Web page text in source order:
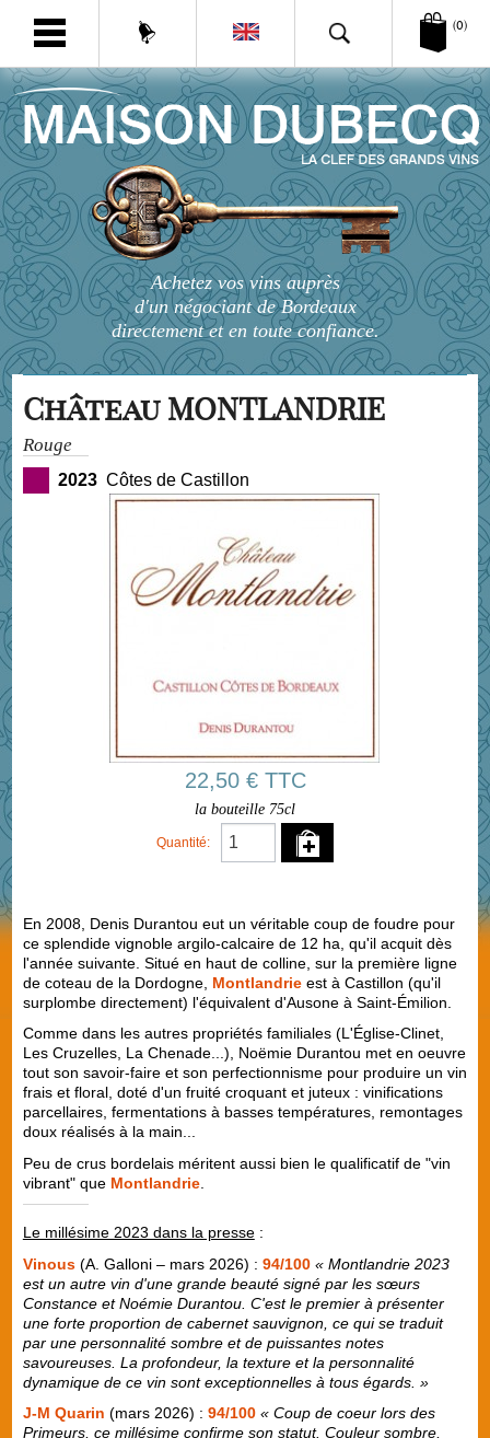
(0)
Achetez vos vins auprès
d'un négociant de Bordeaux
directement et en toute confiance.
Château MONTLANDRIE
Rouge
2023 Côtes de Castillon
22,50 € TTC
la bouteille 75cl
Quantité:
En 2008, Denis Durantou eut un véritable coup de foudre pour
ce splendide vignoble argilo-calcaire de 12 ha, qu'il acquit dès
l'année suivante. Situé en haut de colline, sur la première ligne
de coteau de la Dordogne, Montlandrieest à Castillon (qu'il
surplombe directement) l'équivalent d'Ausone à Saint-Émilion.
Comme dans les autres propriétés familiales (L'Église-Clinet,
Les Cruzelles, La Chenade...), Noëmie Durantou met en oeuvre
tout son savoir-faire et son perfectionnisme pour produire un vin
frais et floral, doté d'un fruité croquant et juteux : vinifications
parcellaires, fermentations à basses températures, remontages
doux réalisés à la main...
Peu de crus bordelais méritent aussi bien le qualificatif de "vin
vibrant" que Montlandrie.
Le millésime 2023 dans la presse:
Vinous (A. Galloni – mars 2026) : 94/100 « Montlandrie 2023
est un autre vin d'une grande beauté signé par les sœurs
Constance et Noémie Durantou. C'est le premier à présenter
une forte proportion de cabernet sauvignon, ce qui se traduit
par une personnalité sombre et de puissantes notes
savoureuses. La profondeur, la texture et la personnalité
dynamique de ce vin sont exceptionnelles à tous égards. »
J-M Quarin (mars 2026) : 94/100 « Coup de coeur lors des
Primeurs, ce millésime confirme son statut. Couleur sombre,